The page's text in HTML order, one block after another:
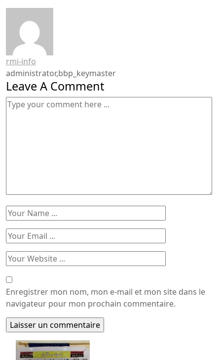
rmi-info
administrator,bbp_keymaster
Leave A Comment
Enregistrer mon nom, mon e-mail et mon site dans le
navigateur pour mon prochain commentaire.